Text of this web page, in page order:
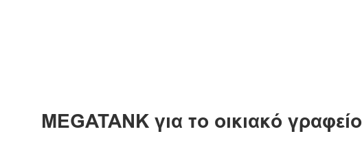
MEGATANK για το οικιακό γραφείο